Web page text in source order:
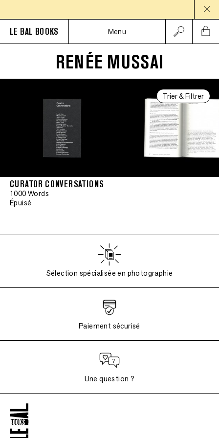
LE BAL BOOKS Menu
RENÉE MUSSAI
Trier & Filtrer
CURATOR CONVERSATIONS
1000 Words
Épuisé
Sélection spécialisée en photographie
Paiement sécurisé
Une question ?